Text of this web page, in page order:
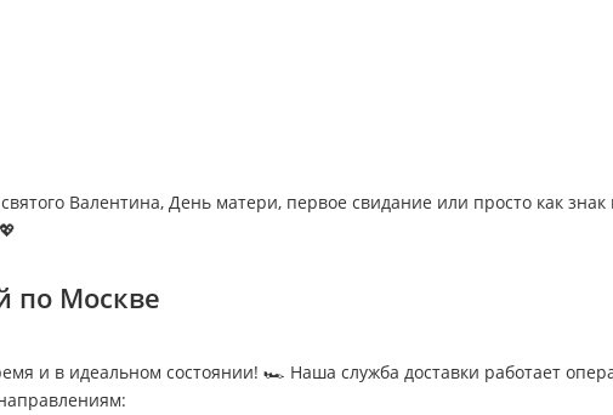
Валентина, День матери, первое свидание или просто как
по Москве
и в идеальном состоянии! 🏎️ Наша служба доставки работает